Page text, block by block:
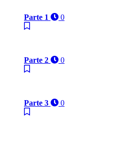
Parte 1 0
Parte 2 0
Parte 3 0